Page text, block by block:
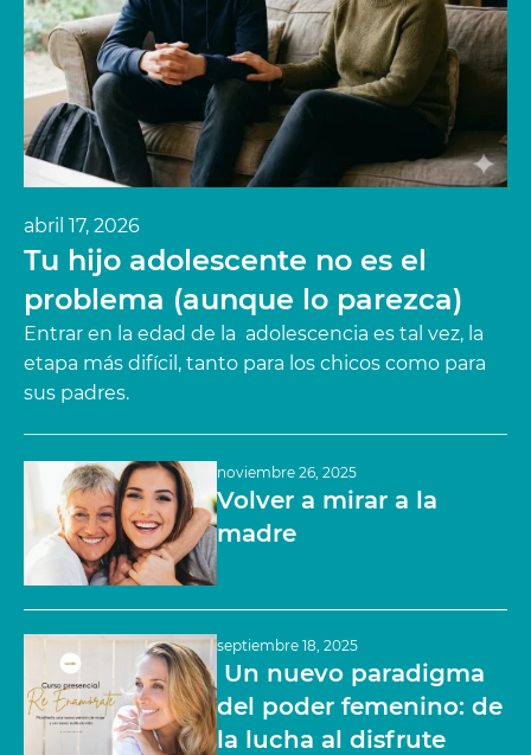
abril 17, 2026
Tu hijo adolescente no es el
problema (aunque lo parezca)
Entrar en la edad de la adolescencia es tal vez, la
etapa más difícil, tanto para los chicos como para
sus padres.
noviembre 26, 2025
Volver a mirar a la
madre
septiembre 18, 2025
Un nuevo paradigma
del poder femenino: de
la lucha al disfrute